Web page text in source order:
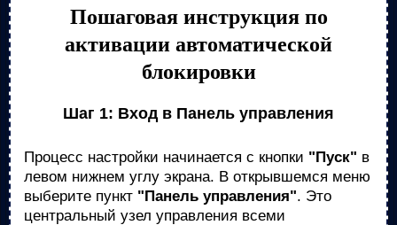
Пошаговая инструкция по
активации автоматической
блокировки
Шаг 1: Вход в Панель управления
Процесс настройки начинается с кнопки "Пуск" в
левом нижнем углу экрана. В открывшемся меню
выберите пункт "Панель управления". Это
центральный узел управления всеми